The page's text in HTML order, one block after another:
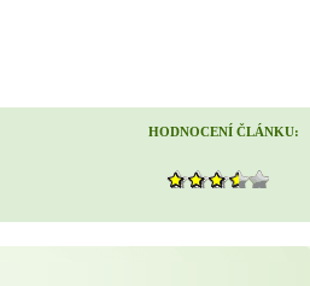
HODNOCENÍ ČLÁNKU: